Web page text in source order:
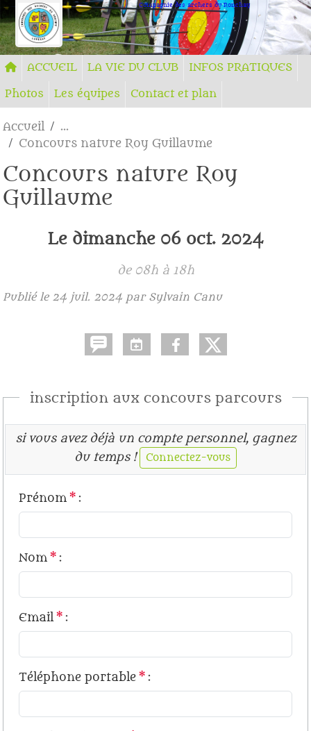
Compagnie des archers du Ronchay
ACCUEIL LA VIE DU CLUB
INFOS PRATIQUES
Photos
Les équipes Contact et plan
Accueil
Concours nature Roy Guillaume
Concours nature Roy
Guillaume
Le dimanche 06 oct. 2024
de 08h à 18h
Publié le 24 juil. 2024 par Sylvain Canu
inscription aux concours parcours
si vous avez déjà un compte personnel, gagnez
du temps !
Connectez-vous
Prénom * :
Nom * :
Email* :
Téléphone portable * :
Panneau de gestion des cookies